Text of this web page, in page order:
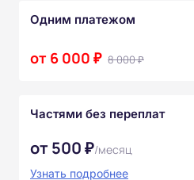
Одним платежом
от 6 000 ₽ 8 000 ₽
Частями без переплат
от 500 ₽/месяц
Узнать подробнее